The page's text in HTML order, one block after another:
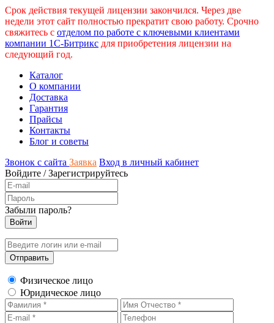
Срок действия текущей лицензии закончился. Через две
недели этот сайт полностью прекратит свою работу. Срочно
свяжитесь с отделом по работе с ключевыми клиентами
компании 1С-Битрикс для приобретения лицензии на
следующий год.
Каталог
О компании
Доставка
Гарантия
Прайсы
Контакты
Блог и советы
Звонок с сайта Заявка Вход в личный кабинет
Войдите /Зарегистрируйтесь
Забыли пароль?
Физическое лицо
Юридическое лицо